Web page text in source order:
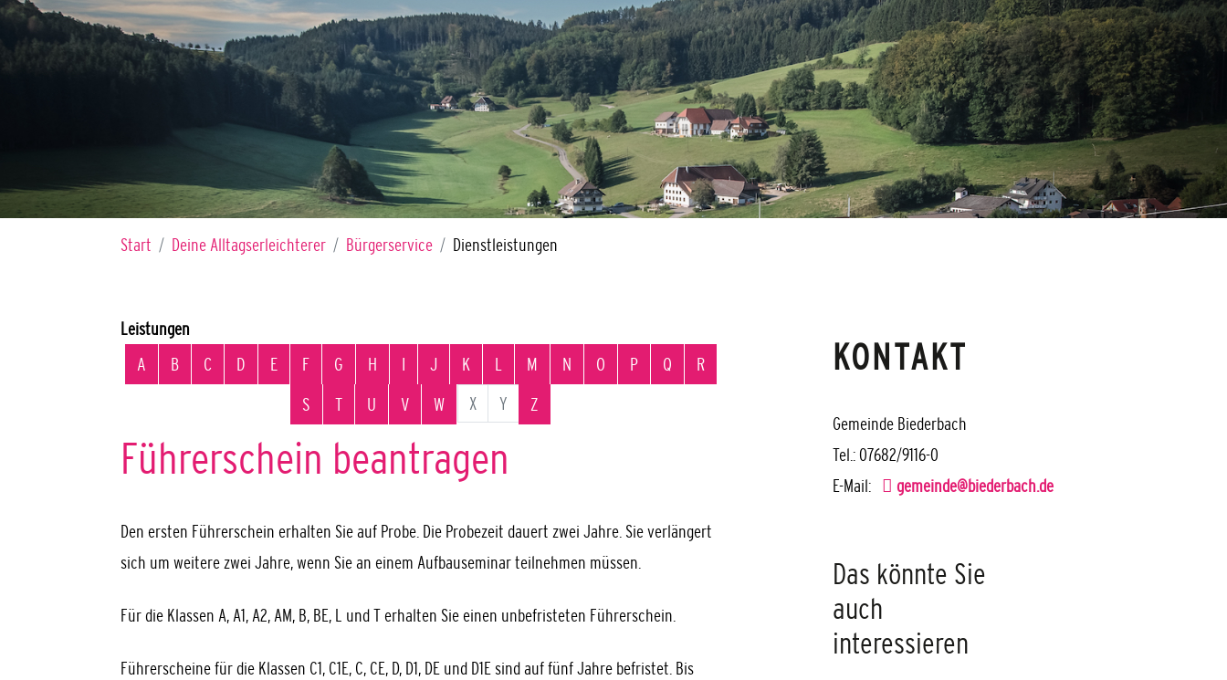
Sie sind hier:
Start Deine Alltagserleichterer Bürgerservice Dienstleistungen
Leistungen
Alphabetisches Register überspringen
A B C D E F G H I J K L M N O P Q
R
S
T U V W X Y Z
Führerschein beantragen
Den ersten Führerschein erhalten Sie auf Probe. Die Probezeit dauert zwei Jahre. Sie verlängert
sich um weitere zwei Jahre, wenn Sie an einem Aufbauseminar teilnehmen müssen.
Für die Klassen A, A1, A2, AM, B, BE, L und T erhalten Sie einen unbefristeten Führerschein.
Führerscheine für die Klassen C1, C1E, C, CE, D, D1, DE und D1E sind auf fünf Jahre befristet. Bis
KONTAKT
Gemeinde Biederbach
Tel.: 07682/9116-0
E-Mail:
gemeinde@biederbach.de
Das könnte Sie
auch
interessieren